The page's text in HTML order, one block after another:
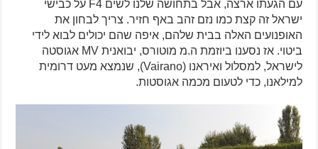
עם הגעתו ארצה, אבל בתחושה שלנו לשים F4 על כבישי
ישראל זה קצת כמו נזם זהב באף חזיר. צריך לבחון את
האופנועים האלה בבית שלהם, איפה שהם יכולים לבוא לידי
ביטוי. אז נסענו ביוזמת ה.מ מוטורס, יבואנית MV אגוסטה
לישראל, למסלול ואיראנו (Vairano), שנמצא מעט דרומית
למילאנו, כדי לטעום מכמה אגוסטות.